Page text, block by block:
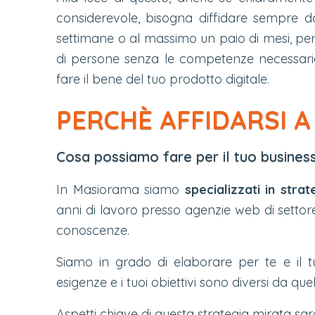
considerevole, bisogna diffidare sempre
settimane o al massimo un paio di mesi,
di persone senza le competenze
fare il bene del tuo prodotto digitale.
PERCHÈ AFFIDARSI
Cosa possiamo fare per il tuo
In Masiorama siamo specializzati in
anni di lavoro presso agenzie web di
conoscenze.
Siamo in grado di elaborare per te e il
esigenze e i tuoi obiettivi sono diversi da